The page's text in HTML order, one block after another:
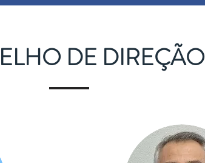
DE DIREÇÃO